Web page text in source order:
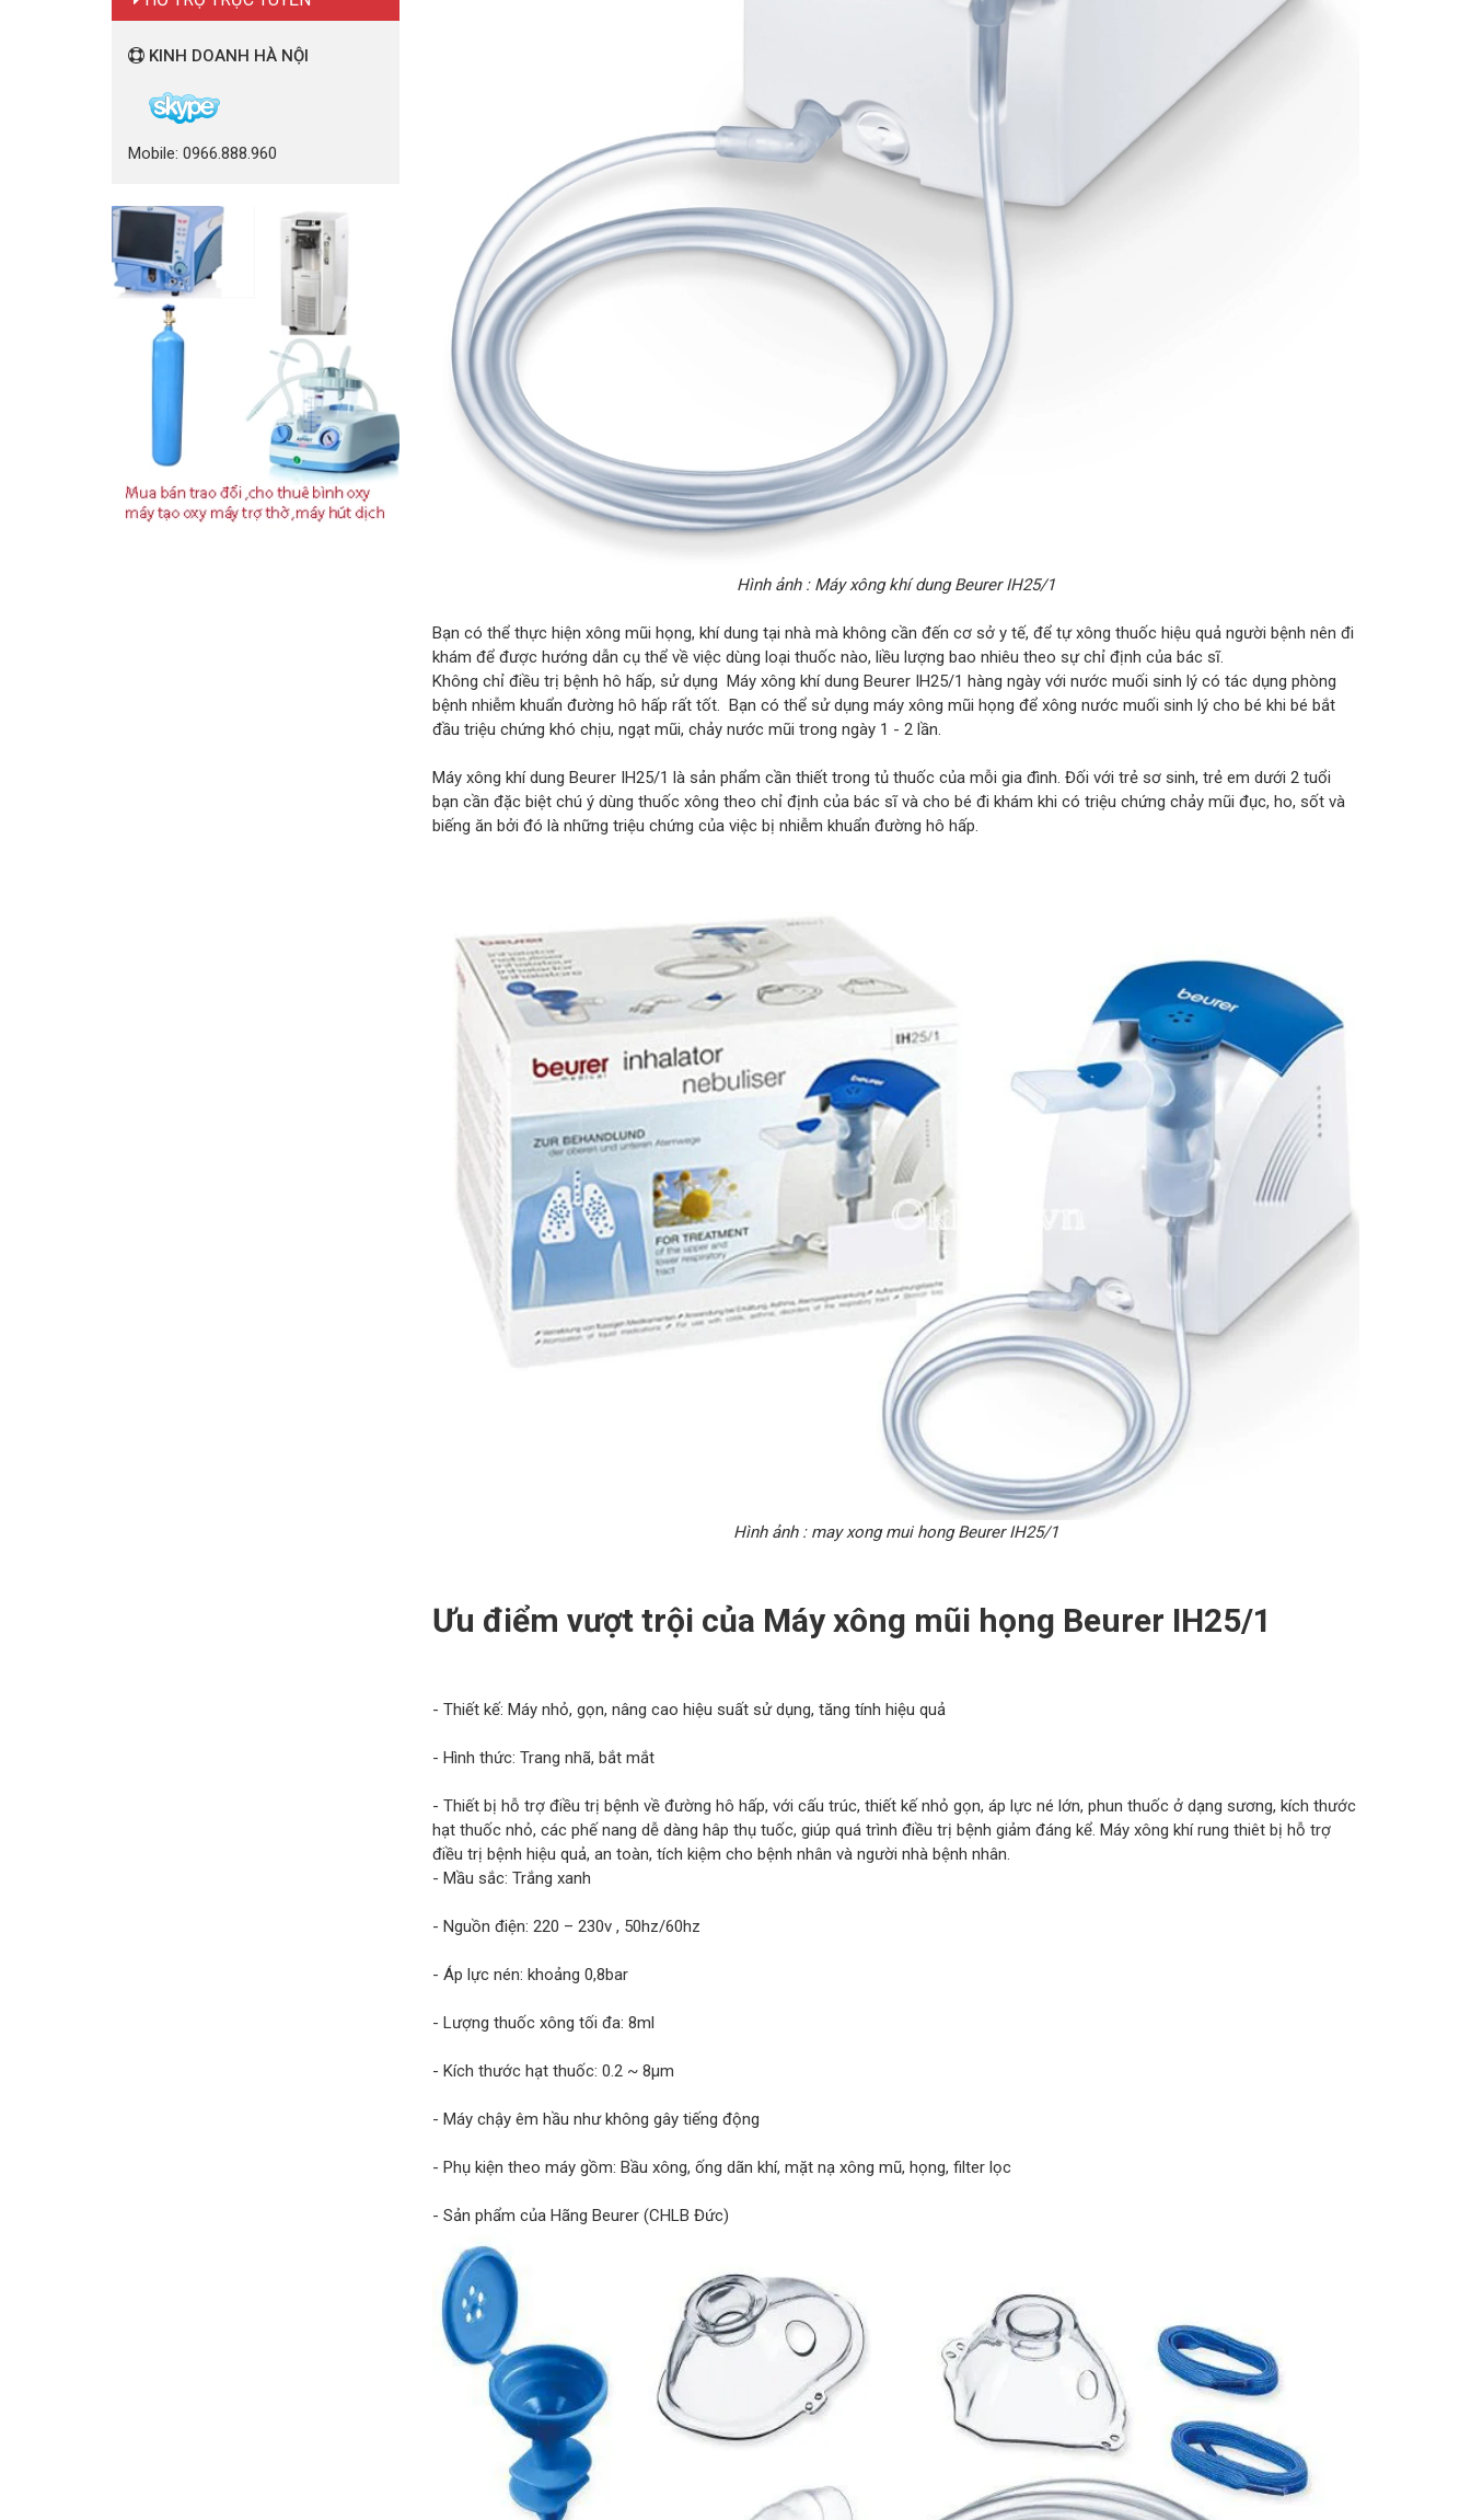
Hình ảnh : Máy xông khí dung Beurer IH25/1
Bạn có thể thực hiện xông mũi họng, khí dung tại nhà mà không cần đến cơ sở y tế, để tự xông thuốc hiệu quả người bệnh nên đi
khám để được hướng dẫn cụ thể về việc dùng loại thuốc nào, liều lượng bao nhiêu theo sự chỉ định của bác sĩ.
Không chỉ điều trị bệnh hô hấp, sử dụng Máy xông khí dung Beurer IH25/1 hàng ngày với nước muối sinh lý có tác dụng phòng
bệnh nhiễm khuẩn đường hô hấp rất tốt. Bạn có thể sử dụng máy xông mũi họng để xông nước muối sinh lý cho bé khi bé bắt
đầu triệu chứng khó chịu, ngạt mũi, chảy nước mũi trong ngày 1 - 2 lần.
Máy xông khí dung Beurer IH25/1 là sản phẩm cần thiết trong tủ thuốc của mỗi gia đình. Đối với trẻ sơ sinh, trẻ em dưới 2 tuổi
bạn cần đặc biệt chú ý dùng thuốc xông theo chỉ định của bác sĩ và cho bé đi khám khi có triệu chứng chảy mũi đục, ho, sốt và
biếng ăn bởi đó là những triệu chứng của việc bị nhiễm khuẩn đường hô hấp.
Hình ảnh : may xong mui hong Beurer IH25/1
Ưu điểm vượt trội của Máy xông mũi họng Beurer IH25/1
- Thiết kế: Máy nhỏ, gọn, nâng cao hiệu suất sử dụng, tăng tính hiệu quả
- Hình thức: Trang nhã, bắt mắt
- Thiết bị hỗ trợ điều trị bệnh về đường hô hấp, với cấu trúc, thiết kế nhỏ gọn, áp lực né lớn, phun thuốc ở dạng sương, kích thước
hạt thuốc nhỏ, các phế nang dễ dàng hâp thụ tuốc, giúp quá trình điều trị bệnh giảm đáng kể. Máy xông khí rung thiêt bị hỗ trợ
điều trị bệnh hiệu quả, an toàn, tích kiệm cho bệnh nhân và người nhà bệnh nhân.
- Mầu sắc: Trắng xanh
- Nguồn điện: 220 – 230v , 50hz/60hz
- Áp lực nén: khoảng 0,8bar
- Lượng thuốc xông tối đa: 8ml
- Kích thước hạt thuốc: 0.2 ~ 8μm
- Máy chậy êm hầu như không gây tiếng động
- Phụ kiện theo máy gồm: Bầu xông, ống dãn khí, mặt nạ xông mũ, họng, filter lọc
- Sản phẩm của Hãng Beurer (CHLB Đức)
KINH DOANH HÀ NỘI
Mobile: 0966.888.960